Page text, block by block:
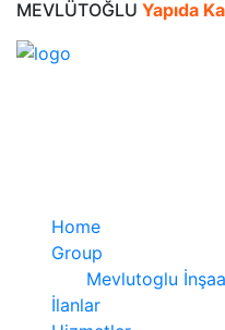
MEVLÜTOĞLU Yapıda
Home
Group
Mevlutoglu
İlanlar